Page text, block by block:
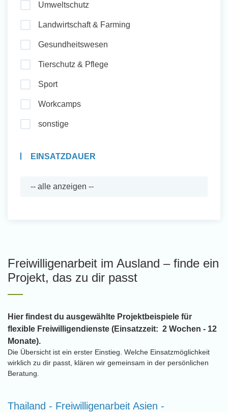
Umweltschutz
Landwirtschaft & Farming
Gesundheitswesen
Tierschutz & Pflege
Sport
Workcamps
sonstige
EINSATZDAUER
Freiwilligenarbeit im Ausland – finde ein
Projekt, das zu dir passt
Hier findest du ausgewählte Projektbeispiele für
flexible Freiwilligendienste (Einsatzzeit: 2 Wochen - 12
Monate).
Die Übersicht ist ein erster Einstieg. Welche Einsatzmöglichkeit
wirklich zu dir passt, klären wir gemeinsam in der persönlichen
Beratung.
Thailand - Freiwilligenarbeit Asien -